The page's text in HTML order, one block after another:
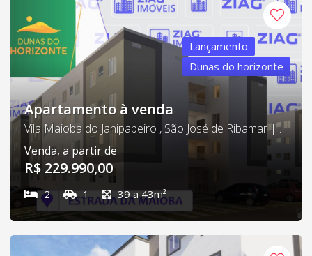
Lançamento
Dunas do horizonte
Apartamento à venda
Vila Maioba do Janipapeiro , São José de Ribamar | Cód. ZG0147
Venda, a partir de
R$ 229.990,00
2 1 39 a 43m²